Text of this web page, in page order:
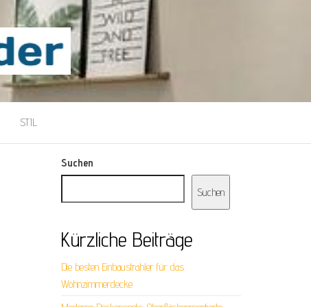
STIL
Suchen
Suchen
Kürzliche Beiträge
Die besten Einbaustrahler für das
Wohnzimmerdecke